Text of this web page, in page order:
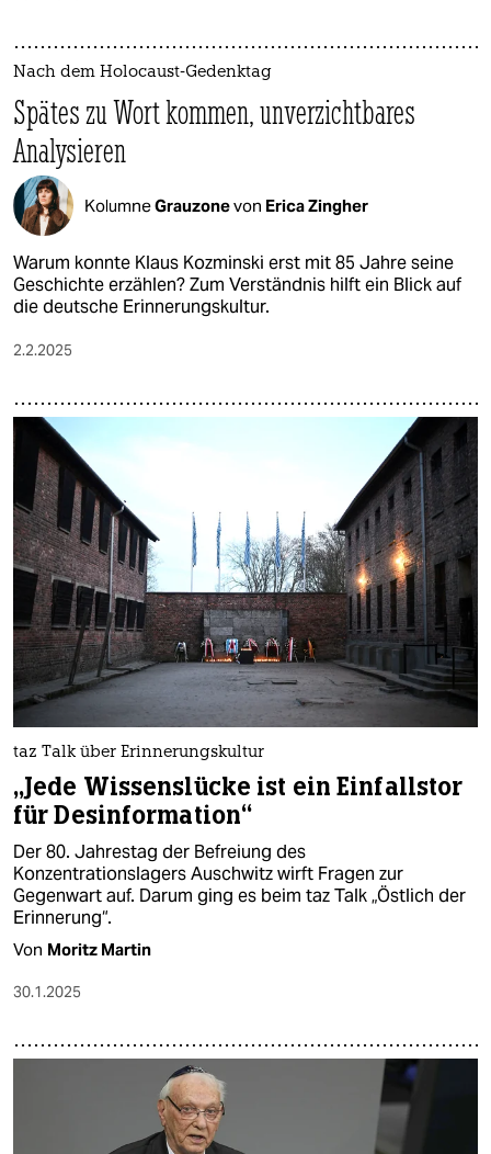
Nach dem Holo­caust-Gedenktag
Spätes zu Wort kommen, unverzichtbares
Analysieren
KolumneGrauzonevon Erica Zingher
Warum konnte Klaus Kozminski erst mit 85 Jahre seine
Geschichte erzählen? Zum Verständnis hilft ein Blick auf
die deutsche Erinnerungskultur.
2.2.2025
taz Talk über Erinnerungskultur
„Jede Wissenslücke ist ein Einfallstor
für Desinformation“
Der 80. Jahrestag der Befreiung des
Konzentrationslagers Auschwitz wirft Fragen zur
Gegenwart auf. Darum ging es beim taz Talk „Östlich der
Erinnerung“.
Von Moritz Martin
30.1.2025